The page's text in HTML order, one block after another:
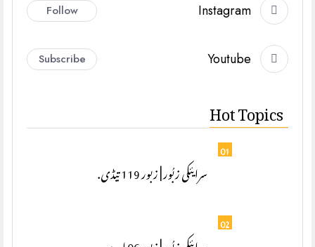
Instagram
Follow
Youtube
Subscribe
Hot Topics
01
سرایئکی زبُور | زبور 119 تیڈی.
02